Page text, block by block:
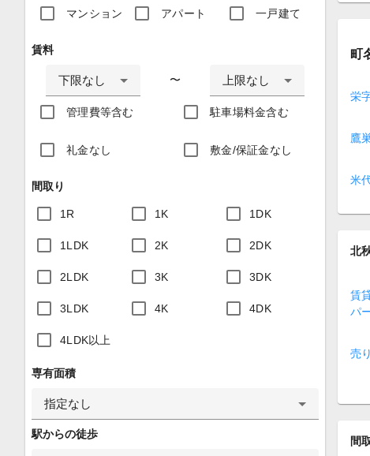
マンション アパート 一戸建て
賃料
下限なし 〜 上限なし
管理費等含む 駐車場料金含む
礼金なし 敷金/保証金なし
間取り
1R 1K 1DK
1LDK 2K 2DK
2LDK 3K 3DK
3LDK 4K 4DK
4LDK以上
専有面積
指定なし
駅からの徒歩
町
栄
鷹
米
北
賃
パ
売
間